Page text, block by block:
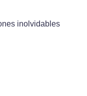
inolvidables